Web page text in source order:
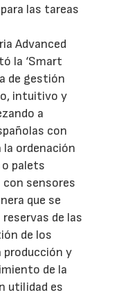
las tareas
Advanced
la ‘Smart
de gestión
intuitivo y
a
con
ordenación
palets
con sensores
que se
de las
de los
producción y
de la
utilidad es